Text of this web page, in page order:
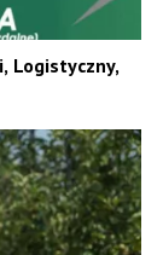
Logistyczny,